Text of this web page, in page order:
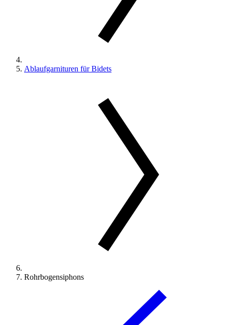
Ablaufgarnituren für Bidets
Rohrbogensiphons